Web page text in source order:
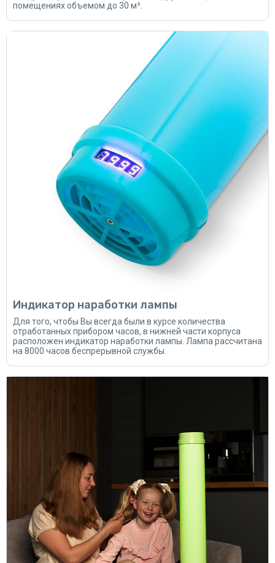
помещениях объемом до 30 м³.
Индикатор наработки лампы
Для того, чтобы Вы всегда были в курсе количества
отработанных прибором часов, в нижней части корпуса
расположен индикатор наработки лампы. Лампа рассчитана
на 8000 часов беспрерывной службы.